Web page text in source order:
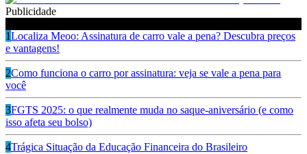
Publicidade
1Localiza Meoo: Assinatura de carro vale a pena? Descubra preços
e vantagens!
2Como funciona o carro por assinatura: veja se vale a pena para
você
3FGTS 2025: o que realmente muda no saque-aniversário (e como
isso afeta seu bolso)
4Trágica Situação da Educação Financeira do Brasileiro